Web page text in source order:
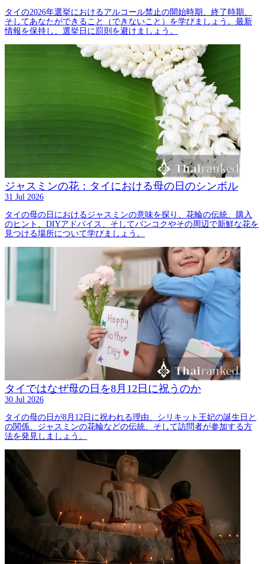
タイの2026年選挙におけるアルコール禁止の開始時期、終了時期、
そしてあなたができること（できないこと）を学びましょう。最新
情報を保持し、選挙日に罰則を避けましょう。
ジャスミンの花：タイにおける母の日のシンボル
31 Jul 2026
タイの母の日におけるジャスミンの意味を探り、花輪の伝統、購入
のヒント、DIYアドバイス、そしてバンコクやその周辺で新鮮な花を
見つける場所について学びましょう。
タイではなぜ母の日を8月12日に祝うのか
30 Jul 2026
タイの母の日が8月12日に祝われる理由、シリキット王妃の誕生日と
の関係、ジャスミンの花輪などの伝統、そして訪問者が参加する方
法を発見しましょう。